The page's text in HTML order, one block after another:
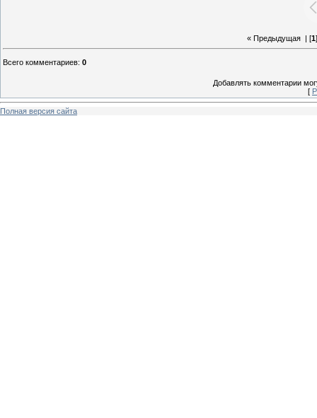
« Предыдущая| [1
Всего комментариев: 0
Добавлять комментарии
[
Полная версия сайта